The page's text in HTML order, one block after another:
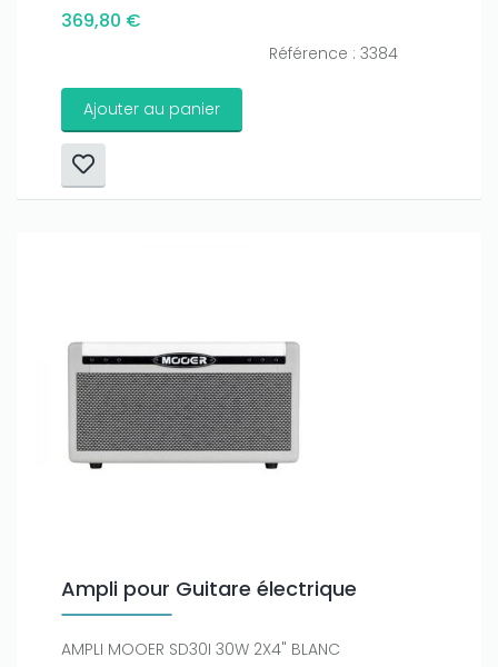
369,80 €
Référence : 3384
Ajouter au panier
Ampli pour Guitare électrique
AMPLI MOOER SD30I 30W 2X4" BLANC